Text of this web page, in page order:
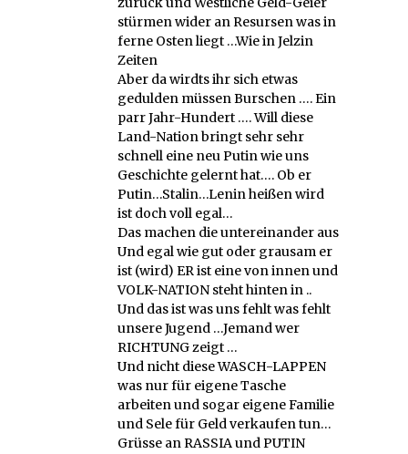
stürmen wider an Resursen was in
ferne Osten liegt …Wie in Jelzin
Zeiten
Aber da wirdts ihr sich etwas
gedulden müssen Burschen …. Ein
parr Jahr-Hundert …. Will diese
Land-Nation bringt sehr sehr
schnell eine neu Putin wie uns
Geschichte gelernt hat…. Ob er
Putin…Stalin…Lenin heißen wird
ist doch voll egal…
Das machen die untereinander aus
Und egal wie gut oder grausam er
ist (wird) ER ist eine von innen und
VOLK-NATION steht hinten in ..
Und das ist was uns fehlt was fehlt
unsere Jugend …Jemand wer
RICHTUNG zeigt …
Und nicht diese WASCH-LAPPEN
was nur für eigene Tasche
arbeiten und sogar eigene Familie
und Sele für Geld verkaufen tun…
Grüsse an RASSIA und PUTIN